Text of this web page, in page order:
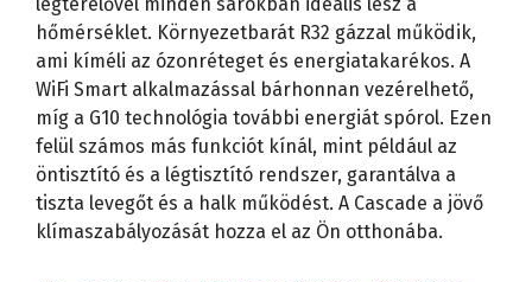
hőmérséklet. Környezetbarát R32 gázzal működik,
ami kíméli az ózonréteget és energiatakarékos. A
WiFi Smart alkalmazással bárhonnan vezérelhető,
míg a G10 technológia további energiát spórol. Ezen
felül számos más funkciót kínál, mint például az
öntisztító és a légtisztító rendszer, garantálva a
tiszta levegőt és a halk működést. A Cascade a jövő
klímaszabályozását hozza el az Ön otthonába.